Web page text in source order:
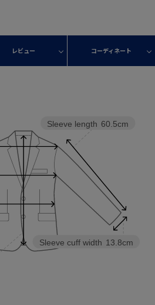
レビュー コーディネート
Sleeve cuff width 13.8cm
Sleeve length 60.5cm